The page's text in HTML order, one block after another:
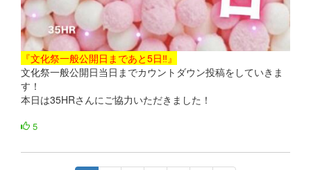
『文化祭一般公開日まであと5日‼』
文化祭一般公開日当日までカウントダウン投稿をしていきま
す！
本日は35HRさんにご協力いただきました！
5